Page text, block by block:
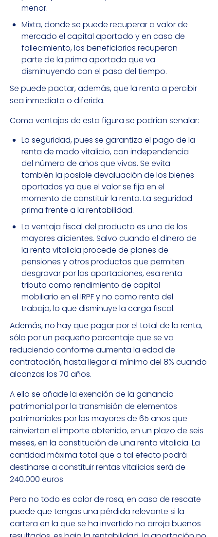
menor.
Mixta, donde se puede recuperar a valor de
mercado el capital aportado y en caso de
fallecimiento, los beneficiarios recuperan
parte de la prima aportada que va
disminuyendo con el paso del tiempo.
Se puede pactar, además, que la renta a percibir
sea inmediata o diferida.
Como ventajas de esta figura se podrían señalar:
La seguridad, pues se garantiza el pago de la
renta de modo vitalicio, con independencia
del número de años que vivas. Se evita
también la posible devaluación de los bienes
aportados ya que el valor se fija en el
momento de constituir la renta. La seguridad
prima frente a la rentabilidad.
La ventaja fiscal del producto es uno de los
mayores alicientes. Salvo cuando el dinero de
la renta vitalicia procede de planes de
pensiones y otros productos que permiten
desgravar por las aportaciones, esa renta
tributa como rendimiento de capital
mobiliario en el IRPF y no como renta del
trabajo, lo que disminuye la carga fiscal.
Además, no hay que pagar por el total de la renta,
sólo por un pequeño porcentaje que se va
reduciendo conforme aumenta la edad de
contratación, hasta llegar al mínimo del 8% cuando
alcanzas los 70 años.
A ello se añade la exención de la ganancia
patrimonial por la transmisión de elementos
patrimoniales por los mayores de 65 años que
reinviertan el importe obtenido, en un plazo de seis
meses, en la constitución de una renta vitalicia. La
cantidad máxima total que a tal efecto podrá
destinarse a constituir rentas vitalicias será de
240.000 euros
Pero no todo es color de rosa, en caso de rescate
puede que tengas una pérdida relevante si la
cartera en la que se ha invertido no arroja buenos